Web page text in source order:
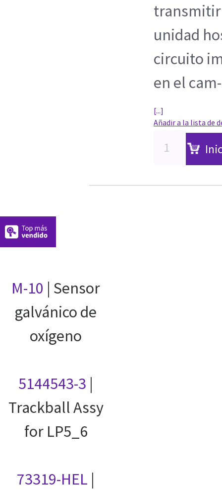
transmitir
unidad
circuito
en el
[...]
Añadir a la lista de
M-10 | Sensor
galvánico de
oxígeno
5144543-3 |
Trackball Assy
for LP5_6
73319-HEL |